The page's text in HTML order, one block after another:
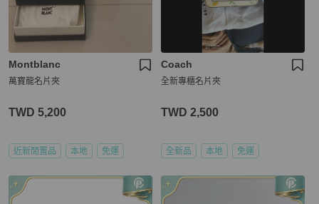
Montblanc
萬寶龍名片夾
TWD 5,200
近新閒置品 本地 免運
Coach
全新專櫃名片夾
TWD 2,500
全新品 本地 免運